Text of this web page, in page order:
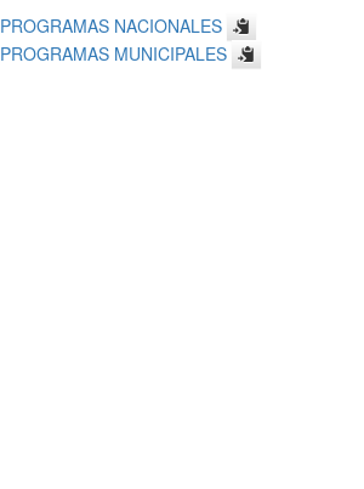
PROGRAMAS NACIONALES
PROGRAMAS MUNICIPALES